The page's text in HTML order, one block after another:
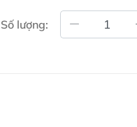
& Cố vấn sản phẩm Lily
Số lượng: